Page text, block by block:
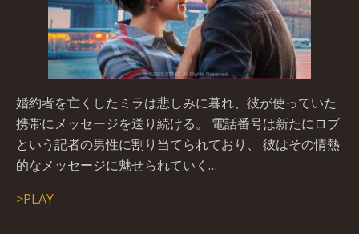
婚約者を亡くしたミラは悲しみに暮れ、彼が使っていた
携帯にメッセージを送り続ける。 電話番号は新たにロブ
という記者の男性に割り当てられており、 彼はその情熱
的なメッセージに魅せられていく…
>PLAY